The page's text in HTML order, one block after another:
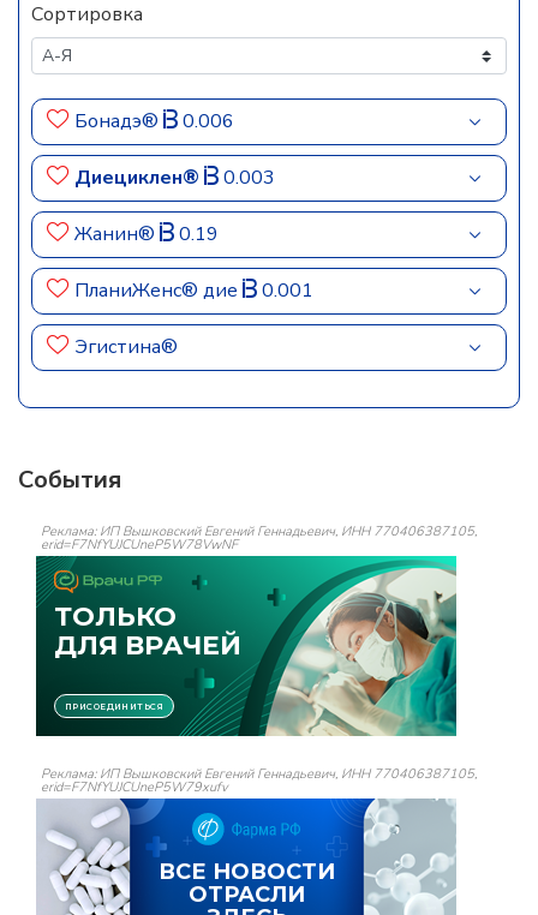
Сортировка
Бонадэ® 0.006
Диециклен® 0.003
Жанин® 0.19
ПланиЖенс® дие 0.001
Эгистина®
События
Реклама: ИП Вышковский Евгений Геннадьевич, ИНН 770406387105,
erid=F7NfYUJCUneP5W78VwNF
Реклама: ИП Вышковский Евгений Геннадьевич, ИНН 770406387105,
erid=F7NfYUJCUneP5W79xufv